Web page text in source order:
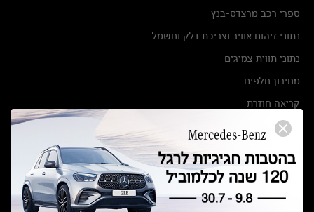
ספרי רכב מרצדס-בנץ
נתוני זיהום אוויר וצריכת דלק וחשמל
נתוני תווית צמיגים
מחירון חלפים
קריאה חוזרת
הודעה על הטבות לרכבי מרצדס בהסדר פשרה בתצ 56447-02-19
תקנון ימי מכירות 120 לכלמוביל